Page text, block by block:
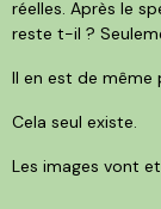
réelles. Après le
reste t-il ?
Il en est de même
Cela seul existe.
Les images vont